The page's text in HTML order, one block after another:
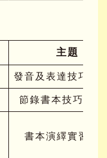
主題
發音及表達技巧工
節錄書本技巧工作
書本演繹實習課